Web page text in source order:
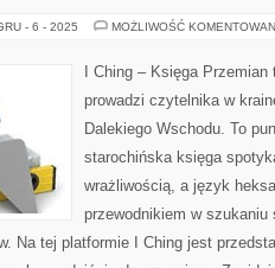
- 6 - 2025 MOŻLIWOŚĆ
I Ching – Księga
prowadzi czytelnika w
Dalekiego Wschodu. To
starochińska księga
wrażliwością, a język
przewodnikiem w
Na tej platformie I Ching jest